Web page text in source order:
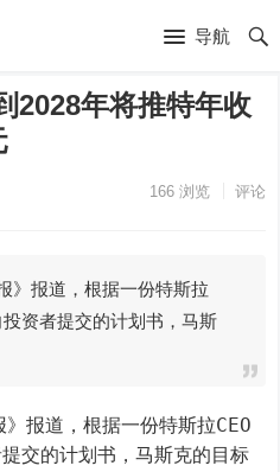
导航
2028年将推特年收
166浏览 评论
》报道，根据一份特斯拉
资者提交的计划书，马斯
交的计划书，马斯克的目标